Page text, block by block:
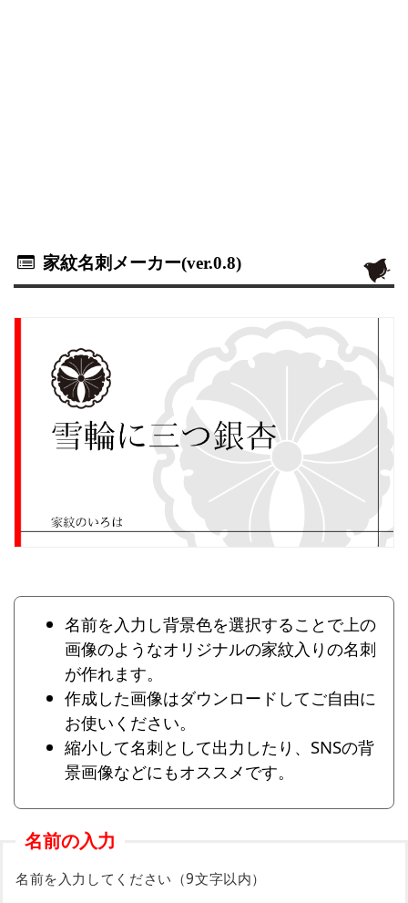
家紋名刺メーカー(ver.0.8)
名前を入力し背景色を選択することで上の
画像のようなオリジナルの家紋入りの名刺
が作れます。
作成した画像はダウンロードしてご自由に
お使いください。
縮小して名刺として出力したり、SNSの背
景画像などにもオススメです。
名前の入力
名前を入力してください（9文字以内）